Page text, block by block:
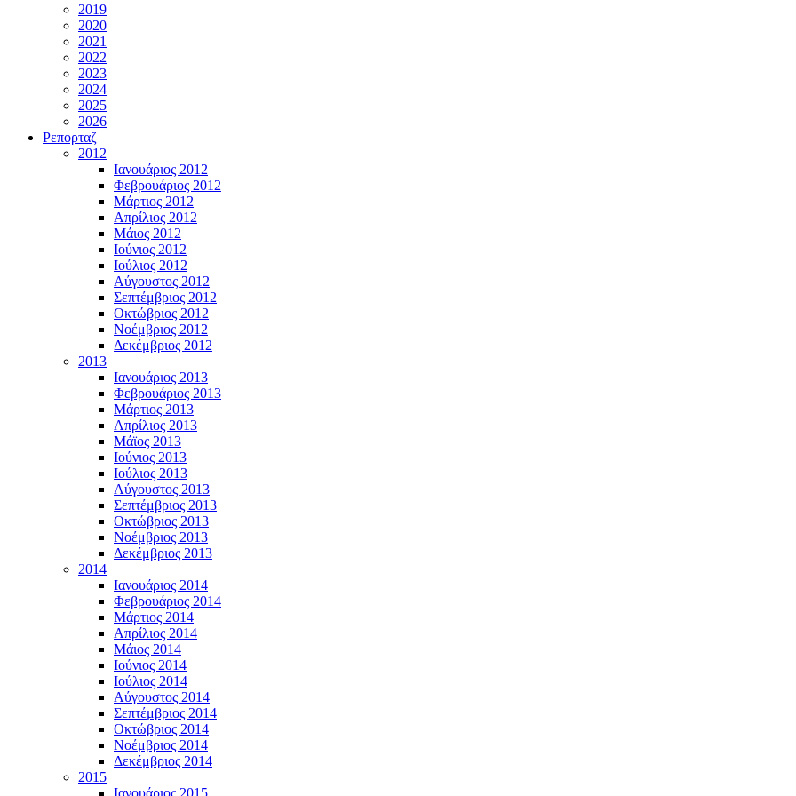
2019
2020
2021
2022
2023
2024
2025
2026
Ρεπορταζ
2012
Ιανουάριος 2012
Φεβρουάριος 2012
Μάρτιος 2012
Απρίλιος 2012
Μάιος 2012
Ιούνιος 2012
Ιούλιος 2012
Αύγουστος 2012
Σεπτέμβριος 2012
Οκτώβριος 2012
Νοέμβριος 2012
Δεκέμβριος 2012
2013
Ιανουάριος 2013
Φεβρουάριος 2013
Μάρτιος 2013
Απρίλιος 2013
Μάϊος 2013
Ιούνιος 2013
Ιούλιος 2013
Αύγουστος 2013
Σεπτέμβριος 2013
Οκτώβριος 2013
Νοέμβριος 2013
Δεκέμβριος 2013
2014
Ιανουάριος 2014
Φεβρουάριος 2014
Μάρτιος 2014
Απρίλιος 2014
Μάιος 2014
Ιούνιος 2014
Ιούλιος 2014
Αύγουστος 2014
Σεπτέμβριος 2014
Οκτώβριος 2014
Νοέμβριος 2014
Δεκέμβριος 2014
2015
Ιανουάριος 2015